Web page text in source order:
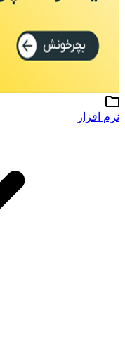
نرم افزار